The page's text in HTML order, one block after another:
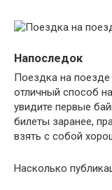
Напоследок
Поездка на
отличный способ
увидите первые
билеты заранее,
взять с собой
Насколько